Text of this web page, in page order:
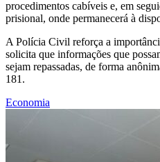
procedimentos cabíveis e, em
prisional, onde permanecerá à
A Polícia Civil reforça a
solicita que informações que
sejam repassadas, de forma
181.
Economia